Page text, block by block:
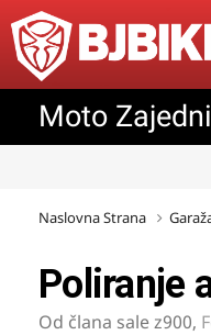
Moto
Naslovna Strana
Poliranje
Od člana sale z900,